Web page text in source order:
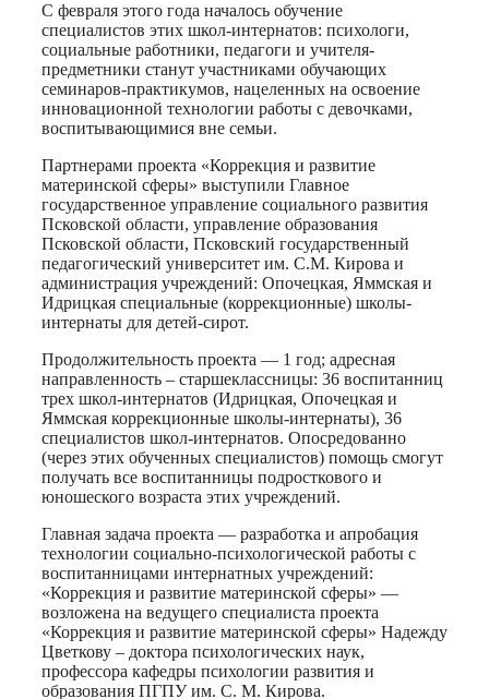
С февраля этого года началось обучение
специалистов этих школ-интернатов: психологи,
социальные работники, педагоги и учителя-
предметники станут участниками обучающих
семинаров-практикумов, нацеленных на освоение
инновационной технологии работы с девочками,
воспитывающимися вне семьи.
Партнерами проекта «Коррекция и развитие
материнской сферы» выступили Главное
государственное управление социального развития
Псковской области, управление образования
Псковской области, Псковский государственный
педагогический университет им. С.М. Кирова и
администрация учреждений: Опочецкая, Яммская и
Идрицкая специальные (коррекционные) школы-
интернаты для детей-сирот.
Продолжительность проекта — 1 год; адресная
направленность – старшеклассницы: 36 воспитанниц
трех школ-интернатов (Идрицкая, Опочецкая и
Яммская коррекционные школы-интернаты), 36
специалистов школ-интернатов. Опосредованно
(через этих обученных специалистов) помощь смогут
получать все воспитанницы подросткового и
юношеского возраста этих учреждений.
Главная задача проекта — разработка и апробация
технологии социально-психологической работы с
воспитанницами интернатных учреждений:
«Коррекция и развитие материнской сферы» —
возложена на ведущего специалиста проекта
«Коррекция и развитие материнской сферы» Надежду
Цветкову – доктора психологических наук,
профессора кафедры психологии развития и
образования ПГПУ им. С. М. Кирова.